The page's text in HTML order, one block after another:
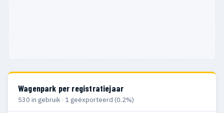
Wagenpark per registratiejaar
530 in gebruik · 1 geëxporteerd (0.2%)